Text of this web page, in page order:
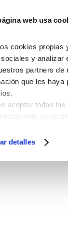
web usa
cookies propias
y analizar
partners de
que les haya
aceptar todas
nuestra
detalles